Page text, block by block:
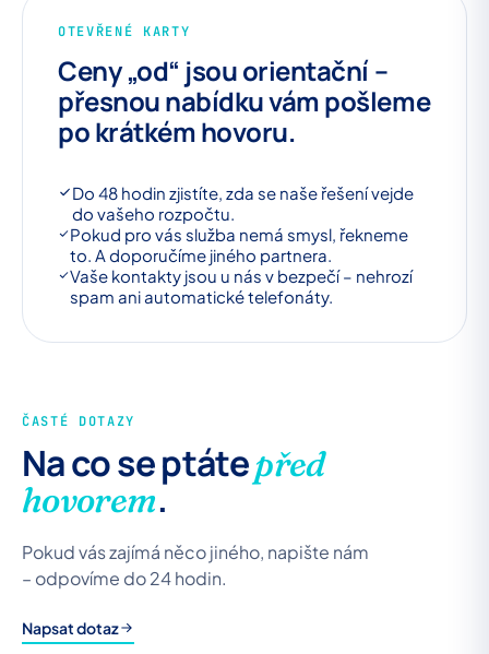
OTEVŘENÉ KARTY
Ceny „od“ jsou orientační –
přesnou nabídku vám pošleme
po krátkém hovoru.
Do 48 hodin zjistíte, zda se naše řešení vejde
do vašeho rozpočtu.
Pokud pro vás služba nemá smysl, řekneme
to. A doporučíme jiného partnera.
Vaše kontakty jsou u nás v bezpečí – nehrozí
spam ani automatické telefonáty.
ČASTÉ DOTAZY
Na co se ptátepřed
hovorem.
Pokud vás zajímá něco jiného, napište nám
– odpovíme do 24 hodin.
Napsat dotaz